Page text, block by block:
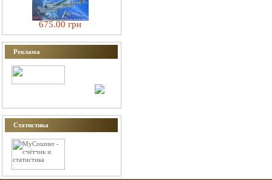
675.00 грн
Реклама
Статистика